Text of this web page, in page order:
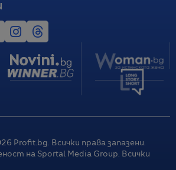
Profit.bg. Всички права запазени.
на Sportal Media Group. Всички